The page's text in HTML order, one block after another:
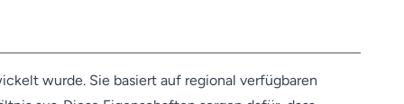
wurde. Sie basiert auf regional verfügbaren